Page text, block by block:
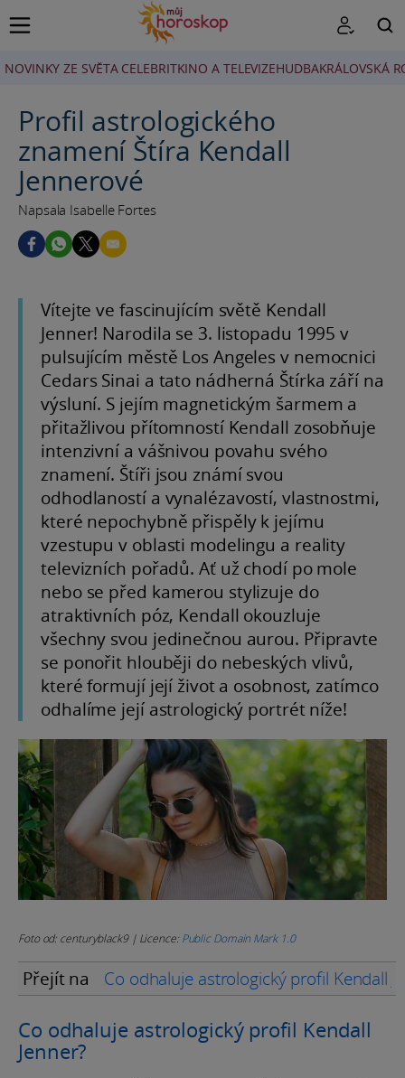
NOVINKY ZE SVĚTA CELEBRITKINO A TELEVIZEHUDBAKRÁLOVSKÁ
Profil astrologického
znamení Štíra Kendall
Jennerové
Napsala Isabelle Fortes
Vítejte ve fascinujícím světě Kendall
Jenner! Narodila se 3. listopadu 1995 v
pulsujícím městě Los Angeles v nemocnici
Cedars Sinai a tato nádherná Štírka září na
výsluní. S jejím magnetickým šarmem a
přitažlivou přítomností Kendall zosobňuje
intenzivní a vášnivou povahu svého
znamení. Štíři jsou známí svou
odhodlaností a vynalézavostí, vlastnostmi,
které nepochybně přispěly k jejímu
vzestupu v oblasti modelingu a reality
televizních pořadů. Ať už chodí po mole
nebo se před kamerou stylizuje do
atraktivních póz, Kendall okouzluje
všechny svou jedinečnou aurou. Připravte
se ponořit hlouběji do nebeských vlivů,
které formují její život a osobnost, zatímco
odhalíme její astrologický portrét níže!
Foto od: centuryblack9 | Licence:Public Domain Mark 1.0
Přejít na Co odhaluje astrologický profil Kendall
Co odhaluje astrologický profil Kendall
Jenner?